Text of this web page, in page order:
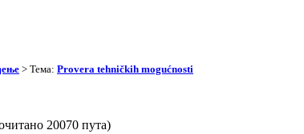
> Тема: Provera tehničkih mogućnosti
20070 пута)